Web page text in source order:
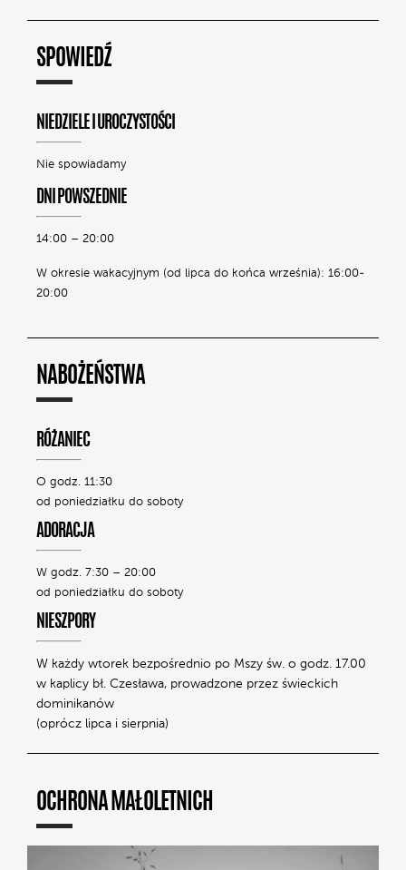
SPOWIEDŹ
NIEDZIELE I UROCZYSTOŚCI
Nie spowiadamy
DNI POWSZEDNIE
14:00 – 20:00
W okresie wakacyjnym (od lipca do końca września): 16:00-
20:00
NABOŻEŃSTWA
RÓŻANIEC
O godz. 11:30
od poniedziałku do soboty
ADORACJA
W godz. 7:30 – 20:00
od poniedziałku do soboty
NIESZPORY
W każdy wtorek bezpośrednio po Mszy św. o godz. 17.00
w kaplicy bł. Czesława, prowadzone przez świeckich
dominikanów
(oprócz lipca i sierpnia)
OCHRONA MAŁOLETNICH